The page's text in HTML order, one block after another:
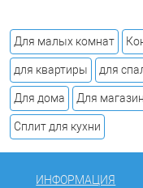
Для малых комнат
для квартиры для
Для дома Для
Сплит для кухни
ИНФОРМАЦИЯ